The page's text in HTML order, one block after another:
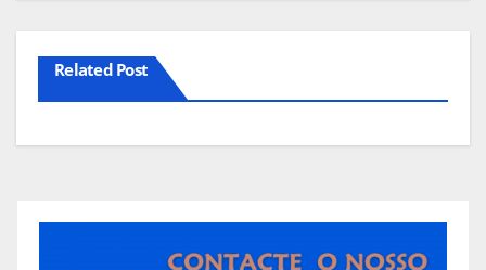
Related Post